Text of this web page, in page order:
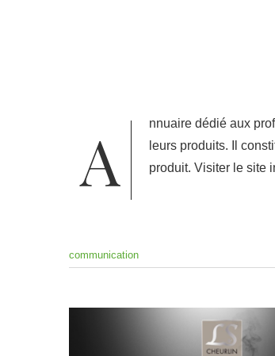
Annuaire dédié aux professionnels et au grand public visant à mettre en avant les acteurs du secteur et
leurs produits. Il
produit. Visiter le site
communication